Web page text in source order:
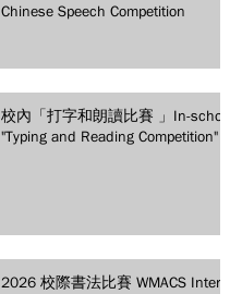
Chinese Speech Competition
校內「打字和朗讀比賽 」In-school
"Typing and Reading Competition"
2026 校際書法比賽 WMACS Inter-